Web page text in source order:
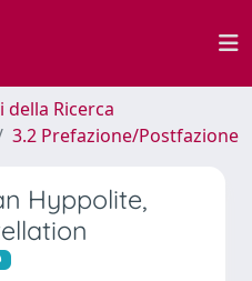
Ricerca
3.2 Prefazione/Postfazione
Hyppolite,